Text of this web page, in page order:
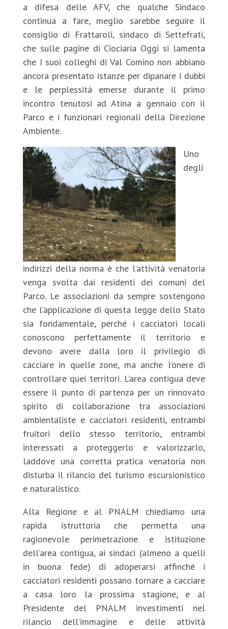
a difesa delle AFV, che qualche Sindaco
continua a fare, meglio sarebbe seguire il
consiglio di Frattaroli, sindaco di Settefrati,
che sulle pagine di Ciociaria Oggi si lamenta
che I suoi colleghi di Val Comino non abbiano
ancora presentato istanze per dipanare i dubbi
e le perplessità emerse durante il primo
incontro tenutosi ad Atina a gennaio con il
Parco e i funzionari regionali della Direzione
Ambiente.
Uno
degli
indirizzi della norma è che l’attività venatoria
venga svolta dai residenti dei comuni del
Parco. Le associazioni da sempre sostengono
che l’applicazione di questa legge dello Stato
sia fondamentale, perché i cacciatori locali
conoscono perfettamente il territorio e
devono avere dalla loro il privilegio di
cacciare in quelle zone, ma anche l’onere di
controllare quei territori. L’area contigua deve
essere il punto di partenza per un rinnovato
spirito di collaborazione tra associazioni
ambientaliste e cacciatori residenti, entrambi
fruitori dello stesso territorio, entrambi
interessati a proteggerlo e valorizzarlo,
laddove una corretta pratica venatoria non
disturba il rilancio del turismo escursionistico
e naturalistico.
Alla Regione e al PNALM chiediamo una
rapida istruttoria che permetta una
ragionevole perimetrazione e istituzione
dell’area contigua, ai sindaci (almeno a quelli
in buona fede) di adoperarsi affinché i
cacciatori residenti possano tornare a cacciare
a casa loro la prossima stagione, e al
Presidente del PNALM investimenti nel
rilancio dell’immagine e delle attività